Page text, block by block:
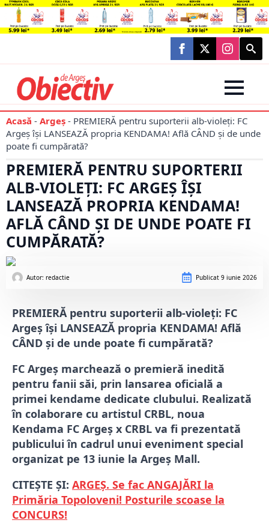
Search
for:
Acasă - Argeș - PREMIERĂ pentru suporterii alb-violeți: FC
Argeș își LANSEAZĂ propria KENDAMA! Află CÂND și de unde
poate fi cumpărată?
PREMIERĂ PENTRU SUPORTERII
ALB-VIOLEȚI: FC ARGEȘ ÎȘI
LANSEAZĂ PROPRIA KENDAMA!
AFLĂ CÂND ȘI DE UNDE POATE FI
CUMPĂRATĂ?
Autor: redactie Publicat 9 iunie 2026
PREMIERĂ pentru suporterii alb-violeți: FC
Argeș își LANSEAZĂ propria KENDAMA! Află
CÂND și de unde poate fi cumpărată?
FC Argeș marchează o premieră inedită
pentru fanii săi, prin lansarea oficială a
primei kendame dedicate clubului. Realizată
în colaborare cu artistul CRBL, noua
Kendama FC Argeș x CRBL va fi prezentată
publicului în cadrul unui eveniment special
organizat pe 13 iunie la Argeș Mall.
CITEȘTE ȘI: ARGEȘ. Se fac ANGAJĂRI la
Primăria Topoloveni! Posturile scoase la
CONCURS!